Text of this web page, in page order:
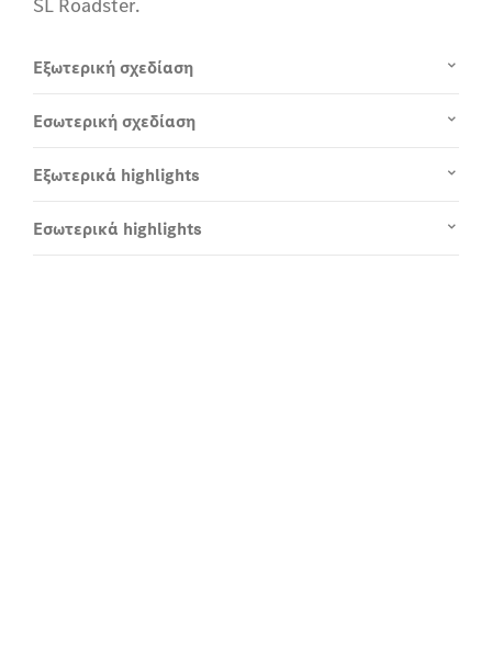
Εξωτερική σχεδίαση
Εσωτερική σχεδίαση
Εξωτερικά highlights
Εσωτερικά highlights